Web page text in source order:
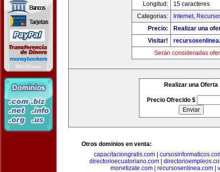
Longitud:
15 caracteres
Categorias:
Internet,
Precio:
Realizar una
Visitar!
Serán consideradas
Realizar una Oferta
Precio Ofrecido $
Otros dominios en venta:
capacitaciongratis.com|
directorioecuatoriano.com
monetizate.com
recursosenlinea.com